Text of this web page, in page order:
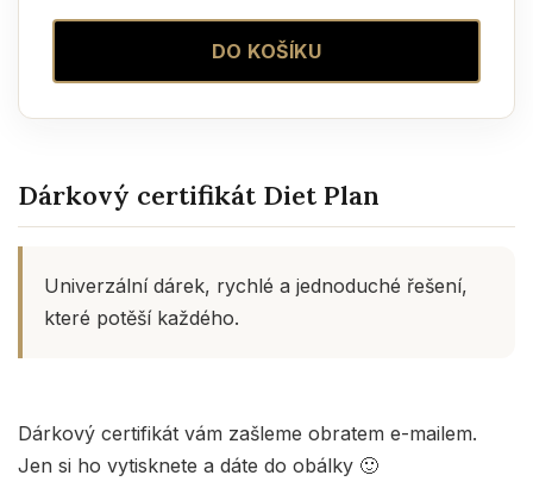
DO KOŠÍKU
Dárkový certifikát Diet Plan
Univerzální dárek, rychlé a jednoduché řešení,
které potěší každého.
Dárkový certifikát vám zašleme obratem e-mailem.
Jen si ho vytisknete a dáte do obálky 🙂